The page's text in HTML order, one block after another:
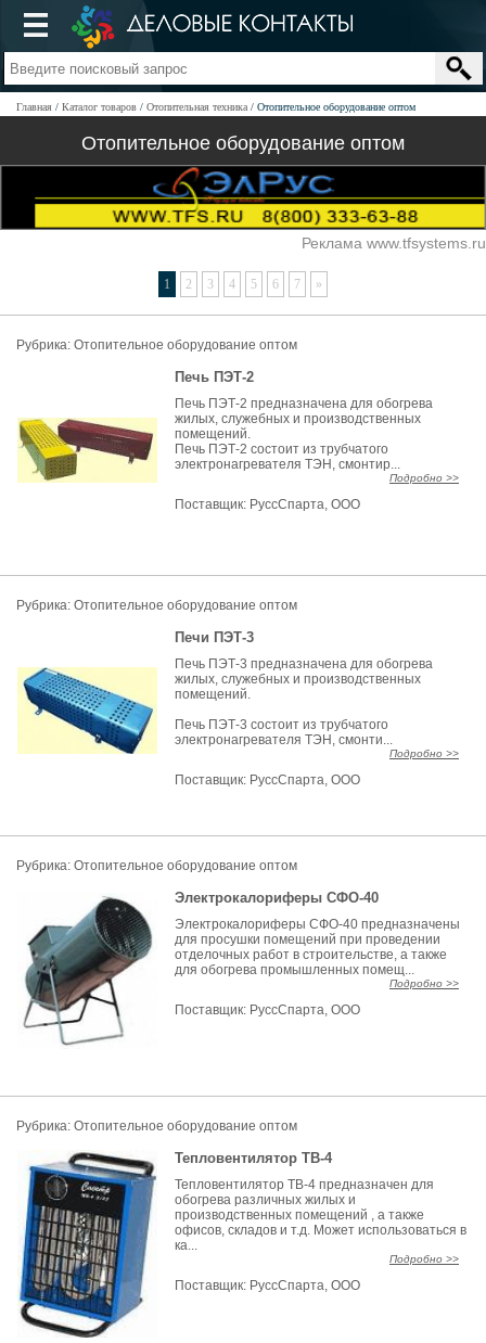
Главная Каталог товаров Отопительная техника Отопительное оборудование оптом
Отопительное оборудование оптом
Реклама www.tfsystems.ru
1 2 3 4 5 6 7 »
Рубрика: Отопительное оборудование оптом
Печь ПЭТ-2
Печь ПЭТ-2 предназначена для обогрева
жилых, служебных и производственных
помещений.
Печь ПЭТ-2 состоит из трубчатого
электронагревателя ТЭН, смонтир...
Подробно >>
Поставщик: РуссСпарта, ООО
Рубрика: Отопительное оборудование оптом
Печи ПЭТ-3
Печь ПЭТ-3 предназначена для обогрева
жилых, служебных и производственных
помещений.
Печь ПЭТ-3 состоит из трубчатого
электронагревателя ТЭН, смонти...
Подробно >>
Поставщик: РуссСпарта, ООО
Рубрика: Отопительное оборудование оптом
Электрокалориферы СФО-40
Электрокалориферы СФО-40 предназначены
для просушки помещений при проведении
отделочных работ в строительстве, а также
для обогрева промышленных помещ...
Подробно >>
Поставщик: РуссСпарта, ООО
Рубрика: Отопительное оборудование оптом
Тепловентилятор ТВ-4
Тепловентилятор ТВ-4 предназначен для
обогрева различных жилых и
производственных помещений , а также
офисов, складов и т.д. Может использоваться в
ка...
Подробно >>
Поставщик: РуссСпарта, ООО